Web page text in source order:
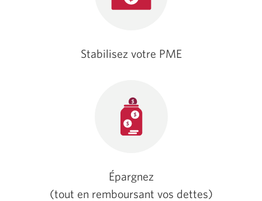
Stabilisez votre PME
Épargnez
(tout en remboursant vos dettes)